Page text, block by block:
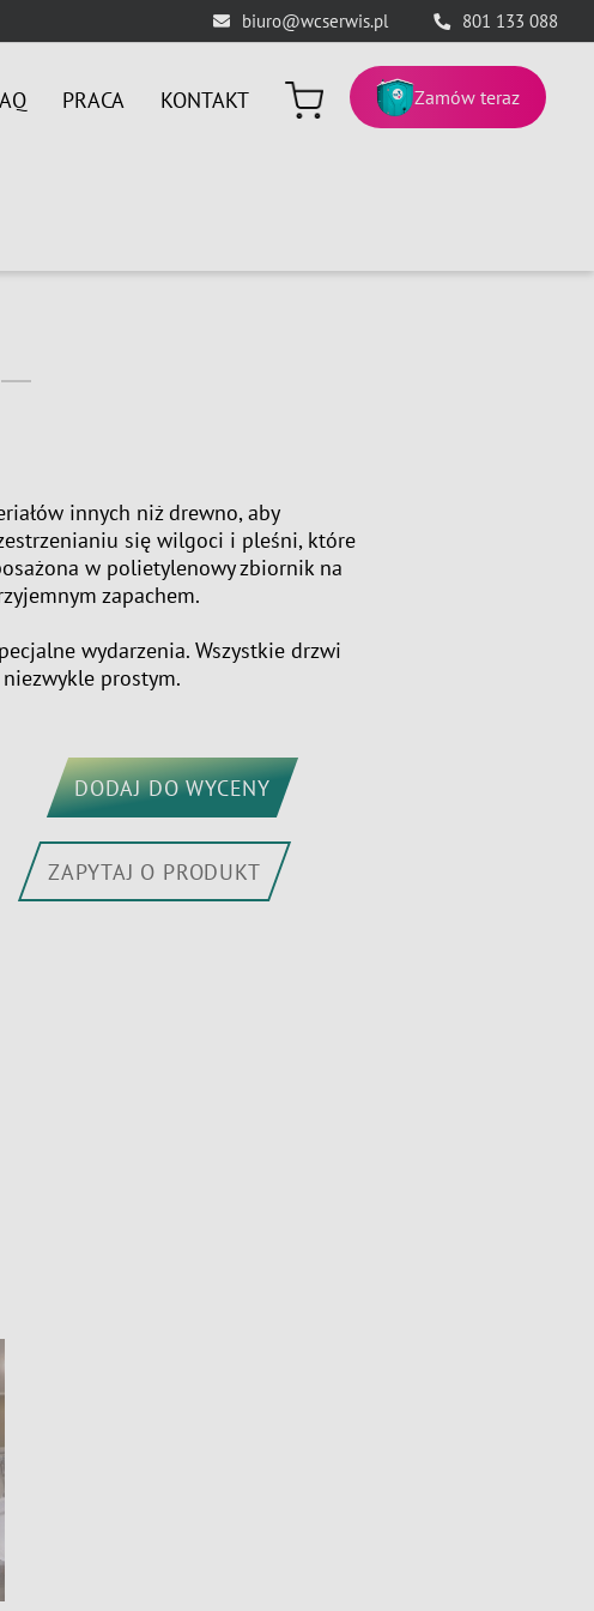
biuro@wcserwis.pl 801 133 088
PRACA KONTAKT Zamów teraz
innych niż drewno, aby
się wilgoci i pleśni, które
w polietylenowy zbiornik na
zapachem.
wydarzenia. Wszystkie drzwi
prostym.
DODAJ DO WYCENY
ZAPYTAJ O PRODUKT